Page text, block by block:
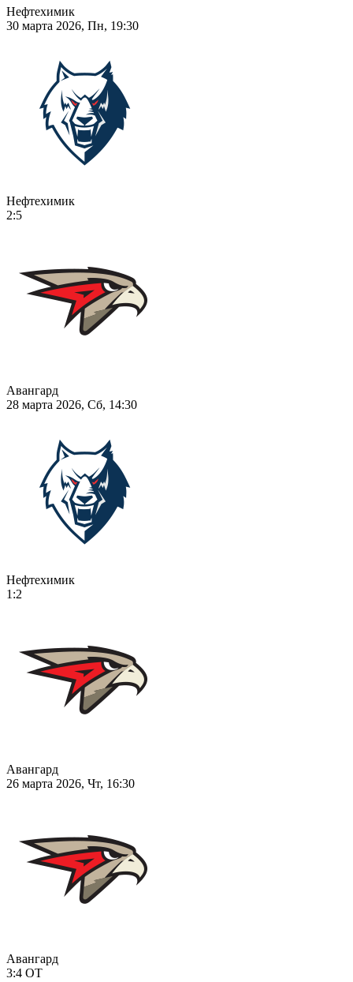
Нефтехимик
30 марта 2026, Пн, 19:30
Нефтехимик
2:5
Авангард
28 марта 2026, Сб, 14:30
Нефтехимик
1:2
Авангард
26 марта 2026, Чт, 16:30
Авангард
3:4 ОТ